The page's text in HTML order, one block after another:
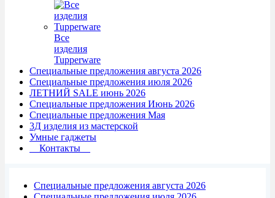
Все
изделия
Tupperware
Специальные предложения августа 2026
Специальные предложения июля 2026
ЛЕТНИЙ SALE июнь 2026
Специальные предложения Июнь 2026
Специальные предложения Мая
3Д изделия из мастерской
Умные гаджеты
Контакты
Специальные предложения августа 2026